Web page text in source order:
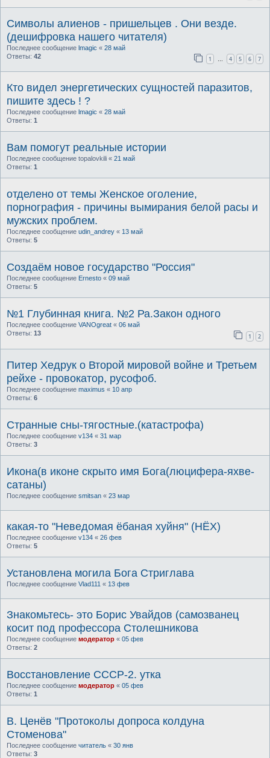
Символы алиенов - пришельцев . Они везде.
(дешифровка нашего читателя)
Последнее сообщение lmagic « 28 май
Ответы: 42 1 … 4 5 6 7
Кто видел энергетических сущностей паразитов,
пишите здесь ! ?
Последнее сообщение lmagic « 28 май
Ответы: 1
Вам помогут реальные истории
Последнее сообщение topalovkili « 21 май
Ответы: 1
отделено от темы Женское оголение,
порнография - причины вымирания белой расы и
мужских проблем.
Последнее сообщение udin_andrey « 13 май
Ответы: 5
Создаём новое государство "Россия"
Последнее сообщение Ernesto « 09 май
Ответы: 5
№1 Глубинная книга. №2 Ра.Закон одного
Последнее сообщение VANOgreat « 06 май
Ответы: 13 1 2
Питер Хедрук о Второй мировой войне и Третьем
рейхе - провокатор, русофоб.
Последнее сообщение maximus « 10 апр
Ответы: 6
Странные сны-тягостные.(катастрофа)
Последнее сообщение v134 « 31 мар
Ответы: 3
Икона(в иконе скрыто имя Бога(люцифера-яхве-
сатаны)
Последнее сообщение smitsan « 23 мар
какая-то "Неведомая ёбаная хуйня" (НЁХ)
Последнее сообщение v134 « 26 фев
Ответы: 5
Установлена могила Бога Стриглава
Последнее сообщение Vlad111 « 13 фев
Знакомьтесь- это Борис Увайдов (самозванец
косит под профессора Столешникова
Последнее сообщение модератор « 05 фев
Ответы: 2
Восстановление СССР-2. утка
Последнее сообщение модератор « 05 фев
Ответы: 1
В. Ценёв "Протоколы допроса колдуна
Стоменова"
Последнее сообщение читатель « 30 янв
Ответы: 3